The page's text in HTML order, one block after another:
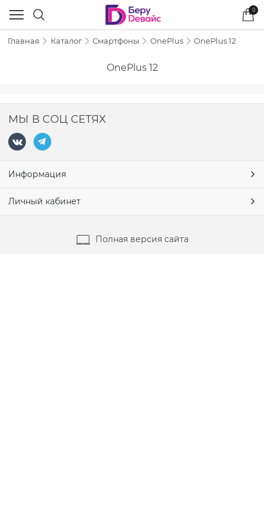
0
Главная Каталог Смартфоны OnePlus OnePlus 12
OnePlus 12
МЫ В СОЦ СЕТЯХ
Информация
Личный кабинет
Полная версия сайта